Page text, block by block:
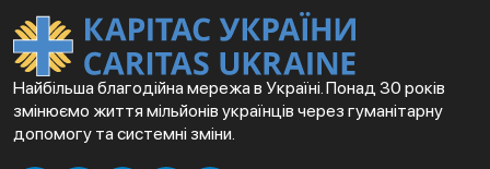
Найбільша благодійна мережа в Україні. Понад 30 років
змінюємо життя мільйонів українців через гуманітарну
допомогу та системні зміни.